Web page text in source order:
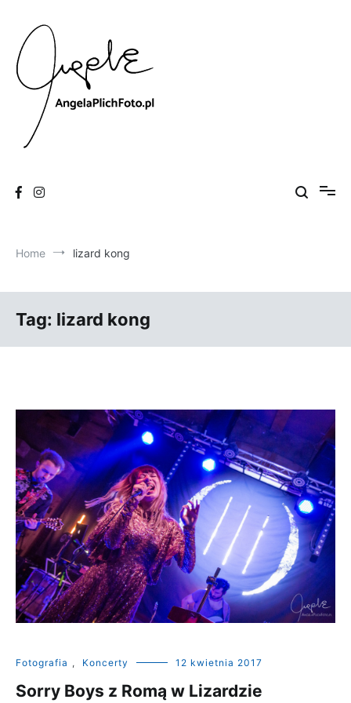
content
Home lizard kong
Tag: lizard kong
Fotografia , Koncerty 12 kwietnia 2017
Sorry Boys z Romą w Lizardzie